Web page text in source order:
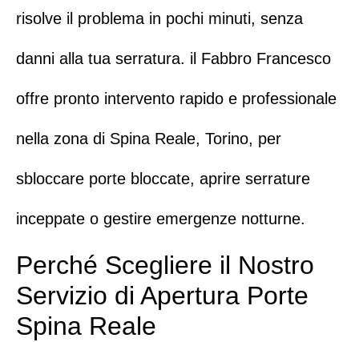
risolve il problema in pochi minuti, senza
danni alla tua serratura. il Fabbro Francesco
offre pronto intervento rapido e professionale
nella zona di Spina Reale, Torino, per
sbloccare porte bloccate, aprire serrature
inceppate o gestire emergenze notturne.
Perché Scegliere il Nostro
Servizio di Apertura Porte
Spina Reale